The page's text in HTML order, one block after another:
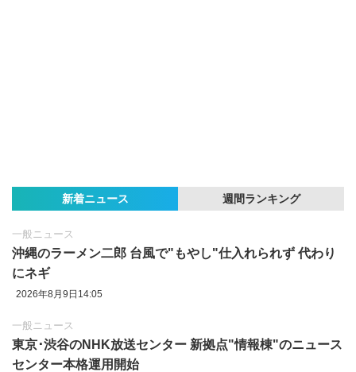
新着ニュース 週間ランキング
一般ニュース
沖縄のラーメン二郎 台風で"もやし"仕入れられず 代わり
にネギ
2026年8月9日14:05
一般ニュース
東京‪･‬渋谷のNHK放送センター 新拠点"情報棟"のニュース
センター本格運用開始